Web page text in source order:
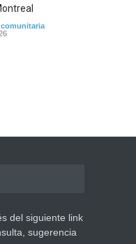
del siguiente link
sugerencia